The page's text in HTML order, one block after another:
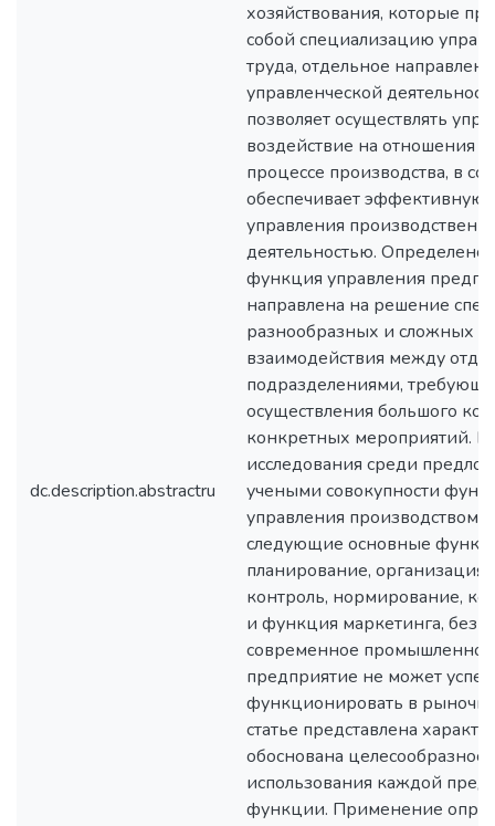
dc.description.abstractru
хозяйствования, которые
собой специализацию
труда, отдельное
управленческой
позволяет осуществлять
воздействие на отношения
процессе производства, в
обеспечивает эффективную
управления
деятельностью. Определено,
функция управления
направлена на решение
разнообразных и сложных
взаимодействия между
подразделениями,
осуществления большого
конкретных мероприятий. В
исследования среди
учеными совокупности
управления производством,
следующие основные
планирование,
контроль, нормирование,
и функция маркетинга, без
современное промышленное
предприятие не может
функционировать в
статье представлена
обоснована
использования каждой
функции. Применение